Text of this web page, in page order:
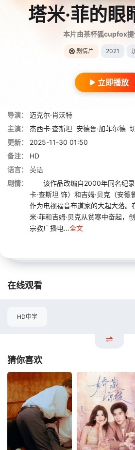
塔米·菲的眼
本片由茶杯狐cupfox提
剧情片 2021
立即播放
导演：
迈克尔·肖沃特
主演：
杰西卡·查斯坦 安德鲁·加菲尔德
更新：
2025-11-30 01:50
备注：
HD
语言：
英语
剧情：
该作品改编自2000年同名纪录
卡·查斯坦 饰）和吉姆·贝克（安德
作为电视福音布道家的大起大落
米·菲和吉姆·贝克从贫寒中奋起，
宗教广播电...全文
在线观看
HD中字
猜你喜欢